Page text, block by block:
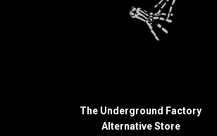
The Underground Factory
Alternative Store